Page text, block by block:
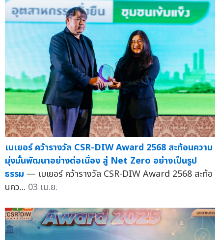
เบเยอร์ คว้ารางวัล CSR-DIW Award 2568 สะท้อนความ
มุ่งมั่นพัฒนาอย่างต่อเนื่อง สู่ Net Zero อย่างเป็นรูป
ธรรม — เบเยอร์ คว้ารางวัล CSR-DIW Award 2568 สะท้อ
นคว... 03 เม.ย.